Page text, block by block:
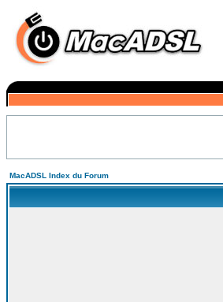
MacADSL Index du Forum